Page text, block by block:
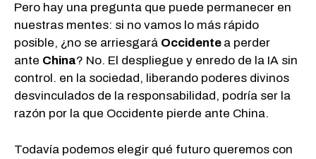
Pero hay una pregunta que puede permanecer en
nuestras mentes: si no vamos lo más rápido
posible, ¿no se arriesgará Occidente a perder
ante China? No. El despliegue y enredo de la IA sin
control. en la sociedad, liberando poderes divinos
desvinculados de la responsabilidad, podría ser la
razón por la que Occidente pierde ante China.
Todavía podemos elegir qué futuro queremos con